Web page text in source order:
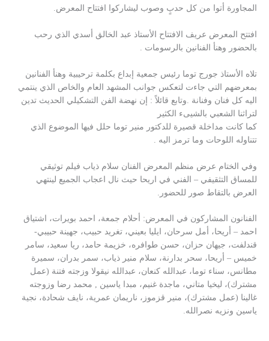
المجاورة أتوا من كل حدبٍ وصوب ليشاركوا افتتاح المعرض.
افتتح المعرض عريف الافتتاح الأستاذ عبد الخالق أسدي الذي رحب
بالحضور وهنأ الفنانين بالرسومات .
تلاه الأستاذ جورج توما رئيس جمعية إبداع بكلمة ترحيبية وهنأ الفنانين
بمعرضهم التي جاءت لتعكس جوانب المشهد العام والخاص الذي ينتمي
اليه كل فنان وفنانة .وتابع قائلاً : إن نهضة الفن التشكيلي الحديث تدين
لتراثنا الشعبي بالشيىء الكثير
كما كانت مداخلة قصيرة للدكتور منير توما حلل فيها الموضوع الذي
تتناوله اللوحات وما ترمز اليه .
وفي الختام عرض منظم المعرض الفنان سلام ذياب فيلم توثيقي
للمساق التثقيفي – الفني في اريحا حيث نال اعجاب الجميع لينتهي
العرض بالتقاط صور للحضور.
الفنانون المشاركون في المعرض: أحلام جمعة، احمد بويرات، اشتياق
احمد – أريحا، أمل سرحان، ايليا بعيني، تغريد حبيب، جهينة حبيبي-
قندلفت، جيهان حزان، حسن طوافره، خزيمة حامد، ريا سعيد، سامر
خميس – أريحا، سحر بدارنة، سلام منير ذياب، سمر بدران، سميرة
مطانس، سناء توما، عبدالله كنعان، عبدالله نيقولا وزجته فتنة (عمل
مشترك)، ليخيا متاني، ماجدة غنيم، مبدا ياسين , محمد رضا وزوجته
غالينا (عمل مشترك)، منير قزموز، ناريمان عمرية، نايف شحادة، نجية
ياسين ونزيه نصرالله.